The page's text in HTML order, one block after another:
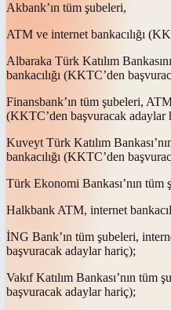
Akbank’ın tüm şubeleri,
ATM ve internet bankacılığı
Albaraka Türk Katılım
bankacılığı (KKTC’den
Finansbank’ın tüm şubeleri,
(KKTC’den başvuracak adaylar
Kuveyt Türk Katılım
bankacılığı (KKTC’den
Türk Ekonomi Bankası’nın tüm
Halkbank ATM, internet
İNG Bank’ın tüm şubeleri,
başvuracak adaylar hariç);
Vakıf Katılım Bankası’nın
başvuracak adaylar hariç);